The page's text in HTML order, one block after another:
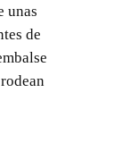
unas
de